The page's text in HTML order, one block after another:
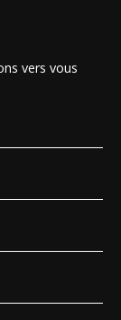
vers vous